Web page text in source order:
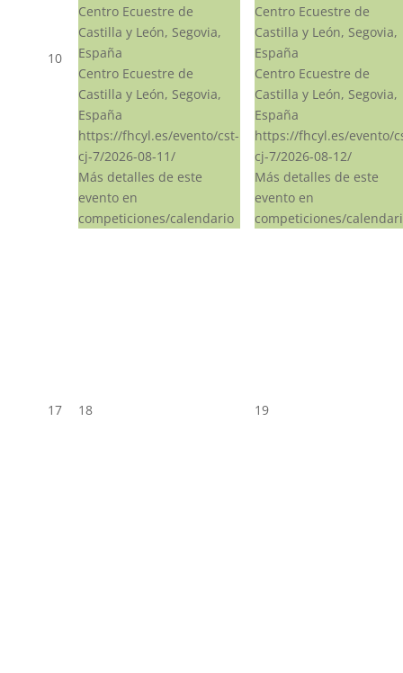
10
Centro Ecuestre de
Castilla y León, Segovia,
España
Centro Ecuestre de
Castilla y León, Segovia,
España
https://fhcyl.es/evento/cst-
cj-7/2026-08-11/
Más detalles de este
evento en
competiciones/calendario
Centro Ecuestre de
Castilla y León, Segovia,
España
Centro Ecuestre de
Castilla y León, Segovia,
España
https://fhcyl.es/evento/
cj-7/2026-08-12/
Más detalles de este
evento en
competiciones/
17 18 19